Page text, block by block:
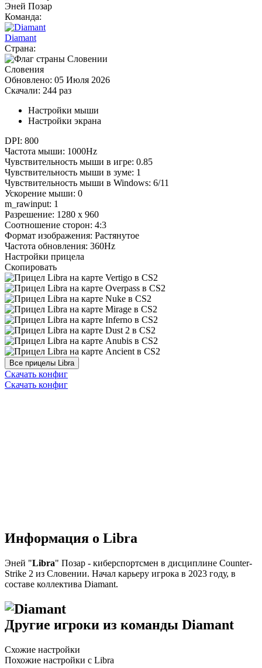
Эней Позар
Команда:
Diamant
Страна:
Словения
Обновлено: 05 Июля 2026
Скачали: 244 раз
Настройки мыши
Настройки экрана
DPI: 800
Частота мыши: 1000Hz
Чувствительность мыши в игре: 0.85
Чувствительность мыши в зуме: 1
Чувствительность мыши в Windows: 6/11
Ускорение мыши: 0
m_rawinput: 1
Разрешение: 1280 x 960
Соотношение сторон: 4:3
Формат изображения: Растянутое
Частота обновления: 360Hz
Настройки прицела
Скопировать
Скачать конфиг
Скачать конфиг
Информация о Libra
Эней "Libra" Позар - киберспортсмен в дисциплине Counter-
Strike 2 из Словении. Начал карьеру игрока в 2023 году, в
составе коллектива Diamant.
Другие игроки из команды Diamant
Схожие настройки
Похожие настройки с Libra